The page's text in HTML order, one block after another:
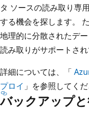
タ ソースの読み取り専
する機会を探します。
地理的に分散されたデ
読み取りがサポートされ
詳細については、「
プロイ 」を参照してくだ
バックアップ